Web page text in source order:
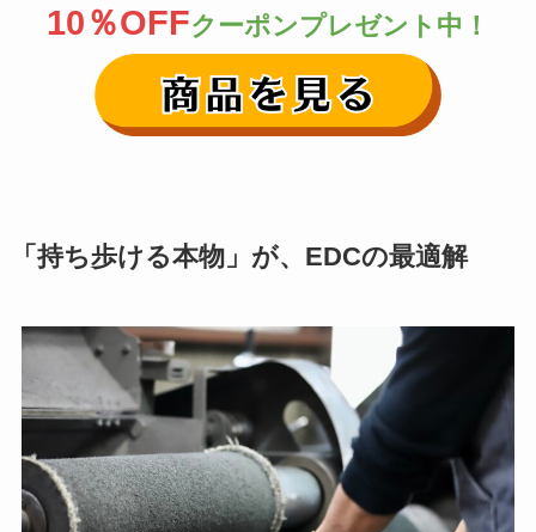
10％OFFクーポンプレゼント中！
「持ち歩ける本物」が、EDCの最適解